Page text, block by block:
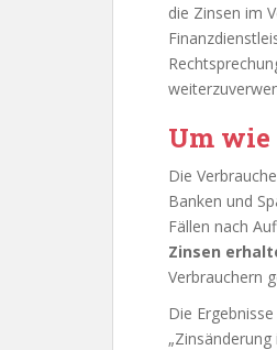
die Zinsen im
Um
Die
Banken und
Fällen nach
Zinsen
Verbrauchern
Die